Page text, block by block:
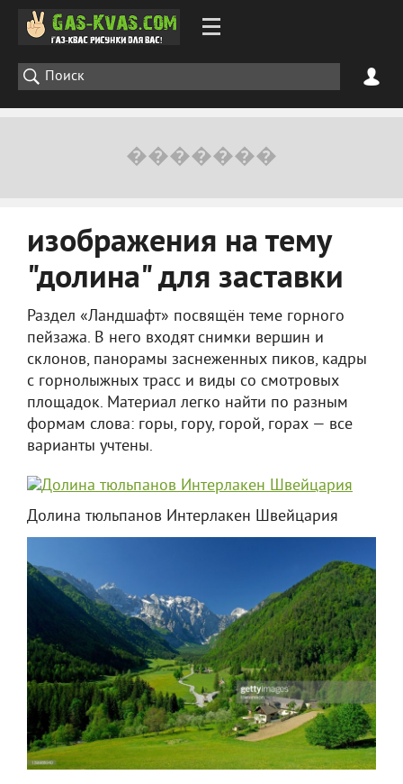
изображения на тему
"долина" для заставки
Раздел «Ландшафт» посвящён теме горного
пейзажа. В него входят снимки вершин и
склонов, панорамы заснеженных пиков, кадры
с горнолыжных трасс и виды со смотровых
площадок. Материал легко найти по разным
формам слова: горы, гору, горой, горах — все
варианты учтены.
Долина тюльпанов Интерлакен Швейцария